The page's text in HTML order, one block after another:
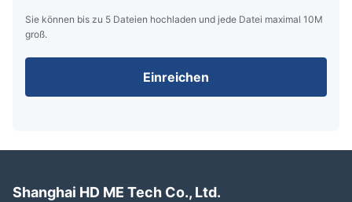
Sie können bis zu 5 Dateien hochladen und jede Datei maximal 10M
groß.
Einreichen
Shanghai HD ME Tech Co., Ltd.